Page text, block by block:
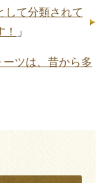
して分類されて
」
ツは、昔から多